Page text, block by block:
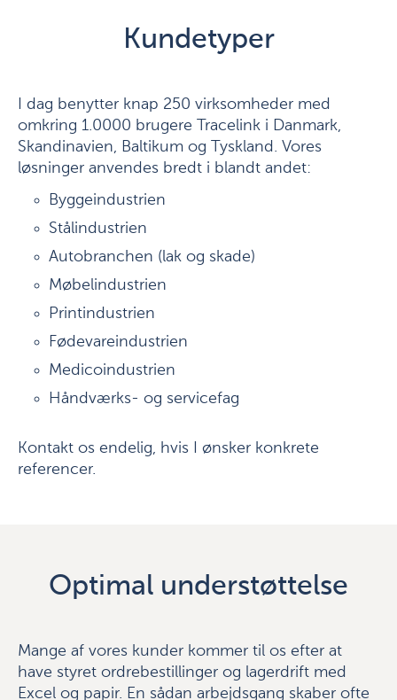
Kundetyper
I dag benytter knap 250 virksomheder med
omkring 1.0000 brugere Tracelink i Danmark,
Skandinavien, Baltikum og Tyskland. Vores
løsninger anvendes bredt i blandt andet:
Byggeindustrien
Stålindustrien
Autobranchen (lak og skade)
Møbelindustrien
Printindustrien
Fødevareindustrien
Medicoindustrien
Håndværks- og servicefag
Kontakt os endelig, hvis I ønsker konkrete
referencer.
Optimal understøttelse
Mange af vores kunder kommer til os efter at
have styret ordrebestillinger og lagerdrift med
Excel og papir. En sådan arbejdsgang skaber ofte